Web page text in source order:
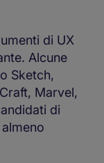
di UX
Alcune
Sketch,
Marvel,
di